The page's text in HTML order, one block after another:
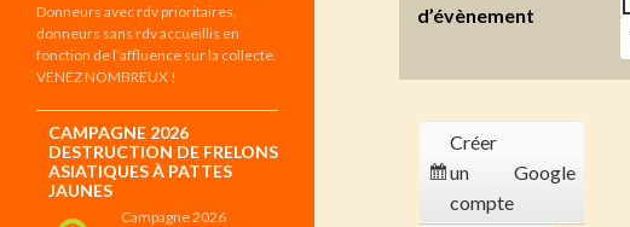
d’évènement
Créer
un
compte
Google
Donneurs avec rdv prioritaires,
donneurs sans rdv accueillis en
fonction de l’affluence sur la collecte.
VENEZ NOMBREUX !
CAMPAGNE 2026
DESTRUCTION DE FRELONS
ASIATIQUES À PATTES
JAUNES
Campagne 2026